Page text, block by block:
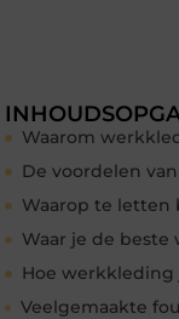
Waarom
De voordelen
Hoe